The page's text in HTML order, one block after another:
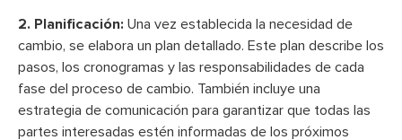
2. Planificación: Una vez establecida la necesidad de
cambio, se elabora un plan detallado. Este plan describe los
pasos, los cronogramas y las responsabilidades de cada
fase del proceso de cambio. También incluye una
estrategia de comunicación para garantizar que todas las
partes interesadas estén informadas de los próximos